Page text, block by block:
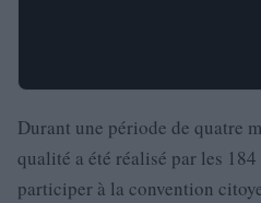
Durant une période de quatre
qualité a été réalisé par les
participer à la convention